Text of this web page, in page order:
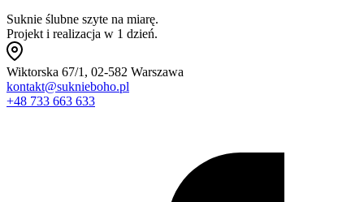
Suknie ślubne szyte na miarę.
Projekt i realizacja w 1 dzień.
Wiktorska 67/1, 02-582 Warszawa
kontakt@suknieboho.pl
+48 733 663 633